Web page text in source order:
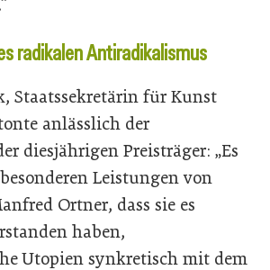
radikalen Antiradikalismus
Staatssekretärin für Kunst
anlässlich der
diesjährigen Preisträger: „Es
Leistungen von
Ortner, dass sie es
haben,
Utopien synkretisch mit dem